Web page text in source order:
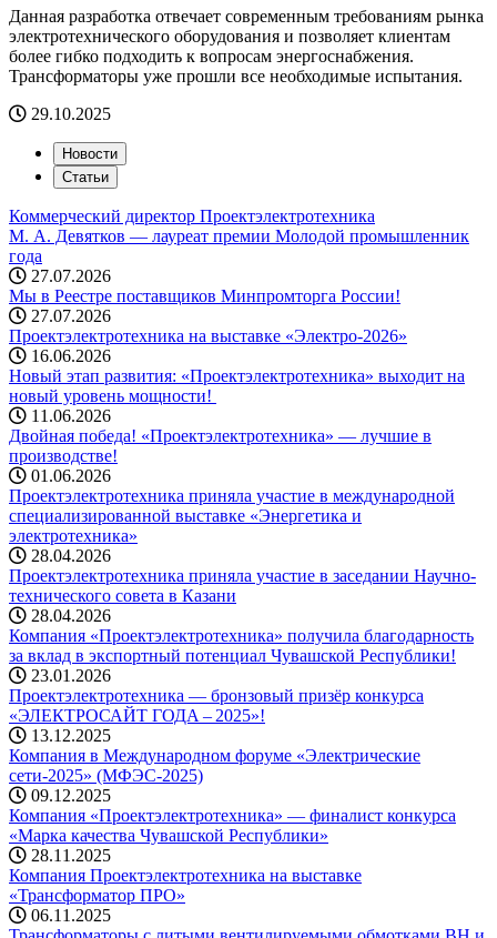
Данная разработка отвечает современным требованиям рынка
электротехнического оборудования и позволяет клиентам
более гибко подходить к вопросам энергоснабжения.
Трансформаторы уже прошли все необходимые испытания.
29.10.2025
Новости
Статьи
Коммерческий директор Проектэлектротехника
М. А. Девятков — лауреат премии Молодой промышленник
года
27.07.2026
Мы в Реестре поставщиков Минпромторга России!
27.07.2026
Проектэлектротехника на выставке «Электро-2026»
16.06.2026
Новый этап развития: «Проектэлектротехника» выходит на
новый уровень мощности! ️
11.06.2026
Двойная победа! «Проектэлектротехника» — лучшие в
производстве!
01.06.2026
Проектэлектротехника приняла участие в международной
специализированной выставке «Энергетика и
электротехника»
28.04.2026
Проектэлектротехника приняла участие в заседании Научно-
технического совета в Казани
28.04.2026
Компания «Проектэлектротехника» получила благодарность
за вклад в экспортный потенциал Чувашской Республики!
23.01.2026
Проектэлектротехника — бронзовый призёр конкурса
«ЭЛЕКТРОСАЙТ ГОДА – 2025»!
13.12.2025
Компания в Международном форуме «Электрические
сети-2025» (МФЭС-2025)
09.12.2025
Компания «Проектэлектротехника» — финалист конкурса
«Марка качества Чувашской Республики»
28.11.2025
Компания Проектэлектротехника на выставке
«Трансформатор ПРО»
06.11.2025